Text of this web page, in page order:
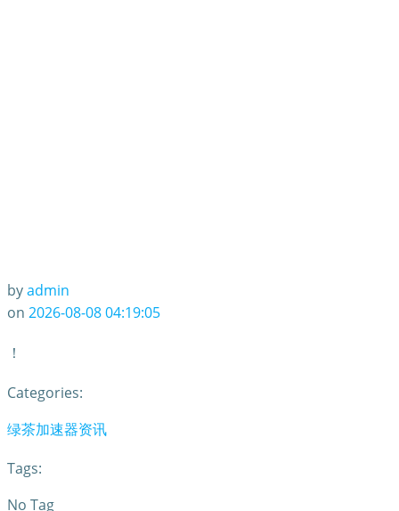
byadmin
on 2026-08-08 04:19:05
！
Categories:
绿茶加速器资讯
Tags:
No Tag